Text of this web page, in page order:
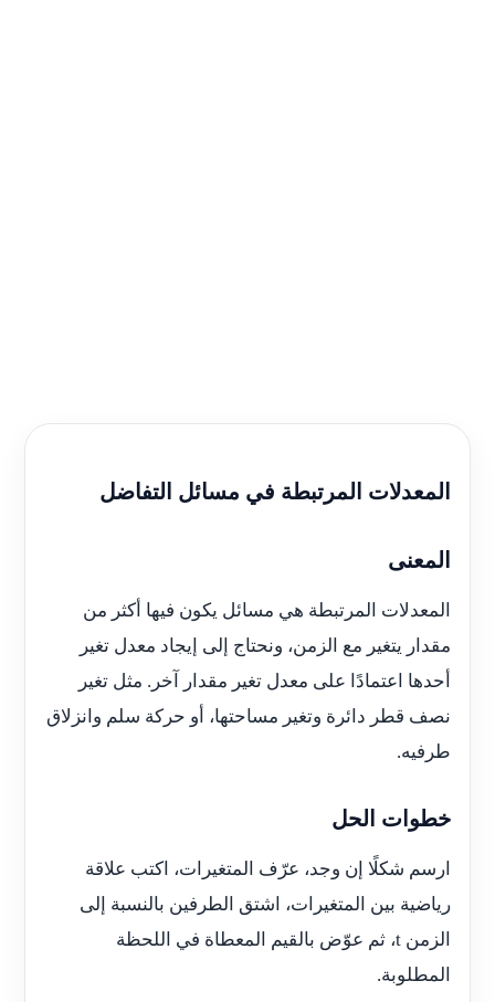
المعدلات المرتبطة في مسائل التفاضل
المعنى
المعدلات المرتبطة هي مسائل يكون فيها أكثر من
مقدار يتغير مع الزمن، ونحتاج إلى إيجاد معدل تغير
أحدها اعتمادًا على معدل تغير مقدار آخر. مثل تغير
نصف قطر دائرة وتغير مساحتها، أو حركة سلم وانزلاق
طرفيه.
خطوات الحل
ارسم شكلًا إن وجد، عرّف المتغيرات، اكتب علاقة
رياضية بين المتغيرات، اشتق الطرفين بالنسبة إلى
الزمن t، ثم عوّض بالقيم المعطاة في اللحظة
المطلوبة.